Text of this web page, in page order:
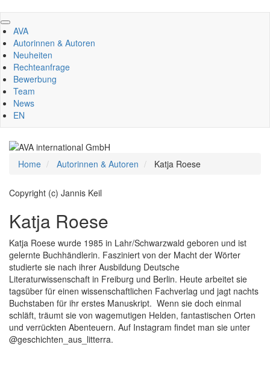
Direkt
zum
Inhalt
AVA
Autorinnen & Autoren
Neuheiten
Rechteanfrage
Bewerbung
Team
News
EN
Home Autorinnen & Autoren Katja Roese
Copyright (c) Jannis Keil
Katja Roese
Katja Roese wurde 1985 in Lahr/Schwarzwald geboren und ist
gelernte Buchhändlerin. Fasziniert von der Macht der Wörter
studierte sie nach ihrer Ausbildung Deutsche
Literaturwissenschaft in Freiburg und Berlin. Heute arbeitet sie
tagsüber für einen wissenschaftlichen Fachverlag und jagt nachts
Buchstaben für ihr erstes Manuskript. Wenn sie doch einmal
schläft, träumt sie von wagemutigen Helden, fantastischen Orten
und verrückten Abenteuern. Auf Instagram findet man sie unter
@geschichten_aus_litterra.